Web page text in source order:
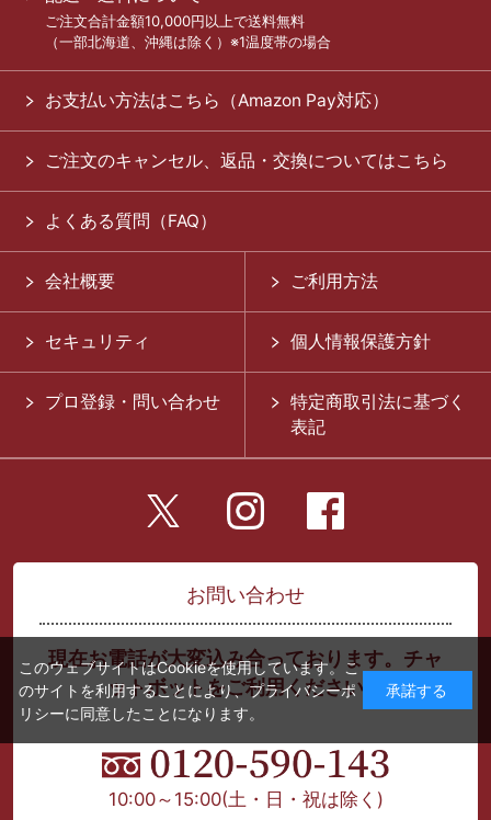
ご注文合計金額10,000円以上で送料無料
（一部北海道、沖縄は除く）※1温度帯の場合
お支払い方法はこちら（Amazon Pay対応）
ご注文のキャンセル、返品・交換についてはこちら
よくある質問（FAQ）
会社概要 ご利用方法
セキュリティ 個人情報保護方針
プロ登録・問い合わせ
特定商取引法に基づく
表記
お問い合わせ
現在お電話が大変込み合っております。チャ
ットボットをご利用ください。
10:00～15:00(土・日・祝は除く)
このウェブサイトはCookieを使用しています。こ
のサイトを利用することにより、プライバシーポ
リシーに同意したことになります。
承諾する